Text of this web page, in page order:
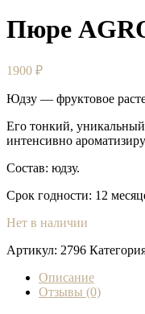
Пюре
1900 ₽
Юдзу — фруктовое
Его тонкий,
интенсивно
Состав: юдзу.
Срок годности: 12
Нет в наличии
Артикул: 2796
Описание
Отзывы (0)